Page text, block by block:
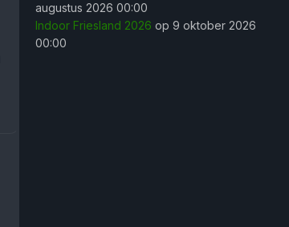
augustus 2026 00:00
Indoor Friesland 2026 op 9 oktober 2026
00:00